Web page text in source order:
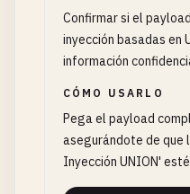
Confirmar si el
inyección basadas en
información
CÓMO USARLO
Pega el payload
asegurándote de que
Inyección UNION'